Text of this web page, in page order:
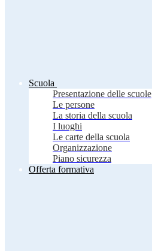
Scuola
Presentazione delle scuole
Le persone
La storia della scuola
I luoghi
Le carte della scuola
Organizzazione
Piano sicurezza
Offerta formativa